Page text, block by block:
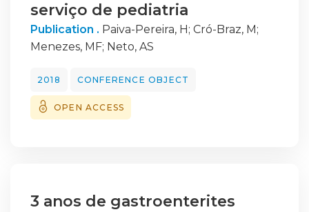
a synergistic combination of two or more
diuretics from different classes. Ultrafiltration
has
safe therapeutic option and should be
considered
in patients with refractory diuretic resistance.
basis.
serviço de pediatria
Publication . Paiva-Pereira, H; Cró-Braz, M;
Menezes, MF; Neto, AS
2018 CONFERENCE OBJECT
OPEN ACCESS
3 anos de gastroenterites